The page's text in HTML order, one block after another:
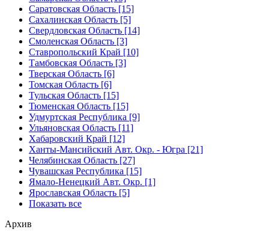
Саратовская Область [15]
Сахалинская Область [5]
Свердловская Область [14]
Смоленская Область [3]
Ставропольский Край [10]
Тамбовская Область [3]
Тверская Область [6]
Томская Область [6]
Тульская Область [15]
Тюменская Область [15]
Удмуртская Республика [9]
Ульяновская Область [11]
Хабаровский Край [12]
Ханты-Мансийский Авт. Окр. - Югра [21]
Челябинская Область [27]
Чувашская Республика [15]
Ямало-Ненецкий Авт. Окр. [1]
Ярославская Область [5]
Показать все
Архив